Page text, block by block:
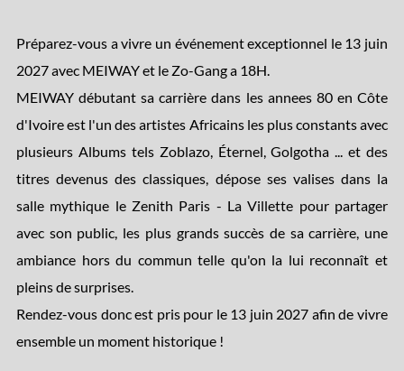
Préparez-vous a vivre un événement exceptionnel le 13 juin
2027 avec MEIWAY et le Zo-Gang a 18H.
MEIWAY débutant sa carrière dans les annees 80 en Côte
d'Ivoire est l'un des artistes Africains les plus constants avec
plusieurs Albums tels Zoblazo, Éternel, Golgotha ... et des
titres devenus des classiques, dépose ses valises dans la
salle mythique le Zenith Paris - La Villette pour partager
avec son public, les plus grands succès de sa carrière, une
ambiance hors du commun telle qu'on la lui reconnaît et
pleins de surprises.
Rendez-vous donc est pris pour le 13 juin 2027 afin de vivre
ensemble un moment historique !